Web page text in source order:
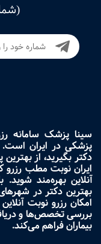
سینا پزشک سامانه
پزشکی در ایران است.
دکتر بگیرید، از
ایران نوبت مطب رزرو
آنلاین بهره‌مند
بهترین دکتر در
امکان رزرو نوبت
بررسی تخصص‌ها و
بیماران فراهم می‌کند.